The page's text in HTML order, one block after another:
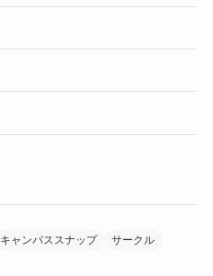
キャンパススナップ サークル